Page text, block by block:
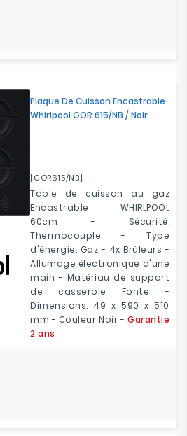
Plaque De Cuisson Encastrable
Whirlpool GOR 615/NB / Noir
[GOR615/NB]
Table de cuisson au gaz
Encastrable WHIRLPOOL
60cm - Sécurité:
Thermocouple - Type
d'énergie: Gaz - 4x Brûleurs -
Allumage électronique d'une
main - Matériau de support
de casserole Fonte -
Dimensions: 49 x 590 x 510
mm - Couleur Noir - Garantie
2 ans